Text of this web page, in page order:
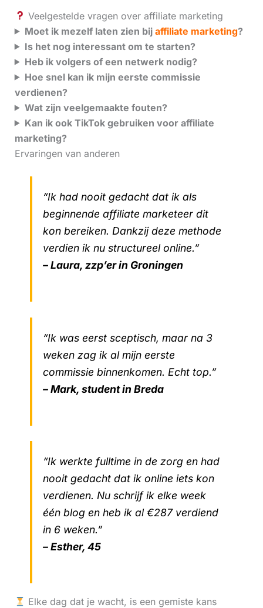
Veelgestelde vragen over affiliate marketing
Moet ik mezelf laten zien bij affiliate marketing?
Is het nog interessant om te starten?
Heb ik volgers of een netwerk nodig?
Hoe snel kan ik mijn eerste commissie
verdienen?
Wat zijn veelgemaakte fouten?
Kan ik ook TikTok gebruiken voor affiliate
marketing?
Ervaringen van anderen
“Ik had nooit gedacht dat ik als
beginnende affiliate marketeer dit
kon bereiken. Dankzij deze methode
verdien ik nu structureel online.”
– Laura, zzp’er in Groningen
“Ik was eerst sceptisch, maar na 3
weken zag ik al mijn eerste
commissie binnenkomen. Echt top.”
– Mark, student in Breda
“Ik werkte fulltime in de zorg en had
nooit gedacht dat ik online iets kon
verdienen. Nu schrijf ik elke week
één blog en heb ik al €287 verdiend
in 6 weken.”
– Esther, 45
Elke dag dat je wacht, is een gemiste kans